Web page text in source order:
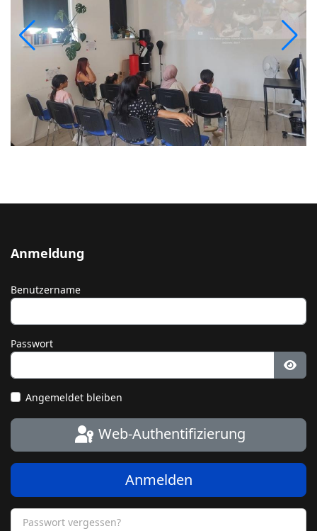
Anmeldung
Benutzername
Passwort
Angemeldet bleiben
Web-Authentifizierung
Anmelden
Passwort vergessen?